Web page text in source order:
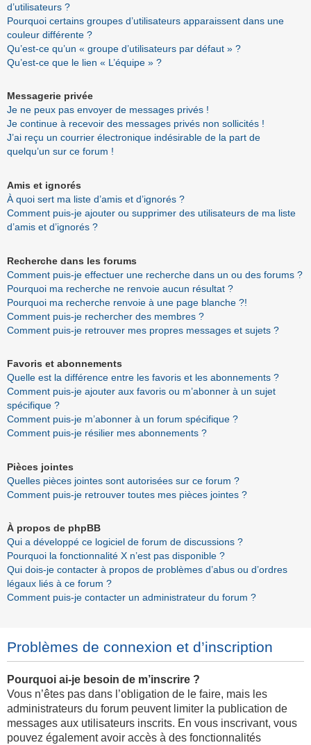
d’utilisateurs ?
Pourquoi certains groupes d’utilisateurs apparaissent dans une
couleur différente ?
Qu’est-ce qu’un « groupe d’utilisateurs par défaut » ?
Qu’est-ce que le lien « L’équipe » ?
Messagerie privée
Je ne peux pas envoyer de messages privés !
Je continue à recevoir des messages privés non sollicités !
J’ai reçu un courrier électronique indésirable de la part de
quelqu’un sur ce forum !
Amis et ignorés
À quoi sert ma liste d’amis et d’ignorés ?
Comment puis-je ajouter ou supprimer des utilisateurs de ma liste
d’amis et d’ignorés ?
Recherche dans les forums
Comment puis-je effectuer une recherche dans un ou des forums ?
Pourquoi ma recherche ne renvoie aucun résultat ?
Pourquoi ma recherche renvoie à une page blanche ?!
Comment puis-je rechercher des membres ?
Comment puis-je retrouver mes propres messages et sujets ?
Favoris et abonnements
Quelle est la différence entre les favoris et les abonnements ?
Comment puis-je ajouter aux favoris ou m’abonner à un sujet
spécifique ?
Comment puis-je m’abonner à un forum spécifique ?
Comment puis-je résilier mes abonnements ?
Pièces jointes
Quelles pièces jointes sont autorisées sur ce forum ?
Comment puis-je retrouver toutes mes pièces jointes ?
À propos de phpBB
Qui a développé ce logiciel de forum de discussions ?
Pourquoi la fonctionnalité X n’est pas disponible ?
Qui dois-je contacter à propos de problèmes d’abus ou d’ordres
légaux liés à ce forum ?
Comment puis-je contacter un administrateur du forum ?
Problèmes de connexion et d’inscription
Pourquoi ai-je besoin de m’inscrire ?
Vous n’êtes pas dans l’obligation de le faire, mais les
administrateurs du forum peuvent limiter la publication de
messages aux utilisateurs inscrits. En vous inscrivant, vous
pouvez également avoir accès à des fonctionnalités